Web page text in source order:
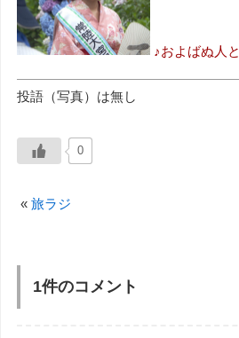
♪およばぬ人と
投語（写真）は無し
0
« 旅ラジ
1件のコメント